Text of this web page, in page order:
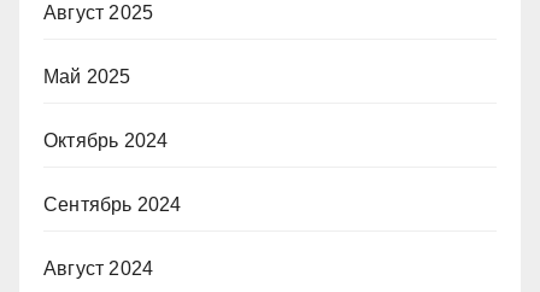
Август 2025
Май 2025
Октябрь 2024
Сентябрь 2024
Август 2024